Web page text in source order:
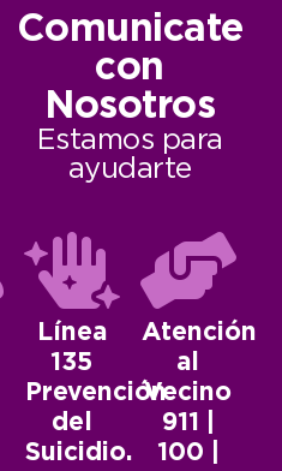
Comunicate
con
Nosotros
Estamos para
ayudarte
Línea
135
Prevención
del
Suicidio.
Atención
al
Vecino
911 |
100 |